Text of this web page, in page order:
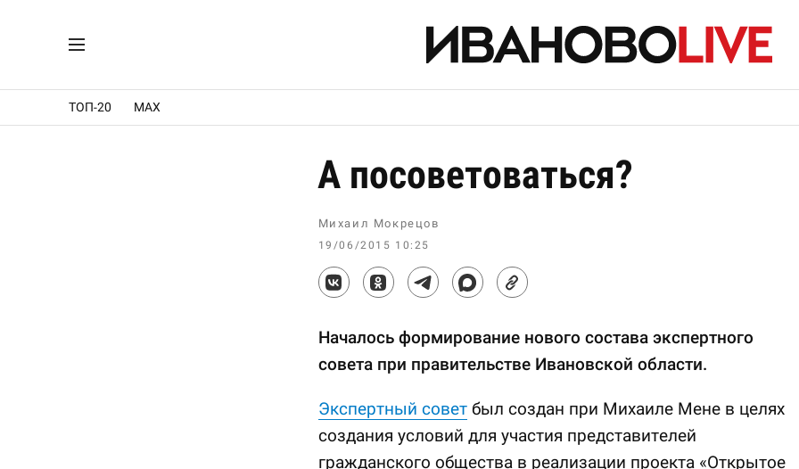
ТОП-20 MAX
А посоветоваться?
Михаил Мокрецов
19/06/2015 10:25
Началось формирование нового состава экспертного
совета при правительстве Ивановской области.
Экспертный советбыл создан при Михаиле Мене в целях
создания условий для участия представителей
гражданского общества в реализации проекта «Открытое